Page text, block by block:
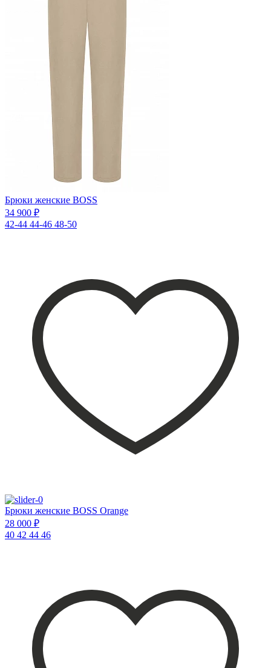
Брюки женские BOSS
34 900 ₽
42-44 44-46 48-50
Брюки женские BOSS Orange
28 000 ₽
40 42 44 46